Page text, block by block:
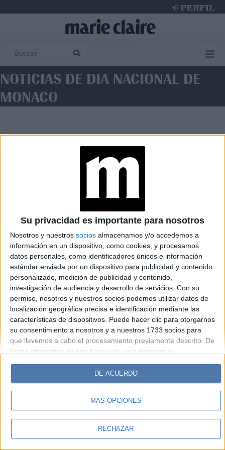
Su privacidad es importante para nosotros
Nosotros y nuestros socios almacenamos y/o accedemos a
información en un dispositivo, como cookies, y procesamos
datos personales, como identificadores únicos e información
estándar enviada por un dispositivo para publicidad y contenido
personalizado, medición de publicidad y contenido,
investigación de audiencia y desarrollo de servicios. Con su
permiso, nosotros y nuestros socios podemos utilizar datos de
localización geográfica precisa e identificación mediante las
características de dispositivos. Puede hacer clic para otorgarnos
su consentimiento a nosotros y a nuestros 1733 socios para
que llevemos a cabo el procesamiento previamente descrito. De
forma alternativa, puede hacer clic para denegar su
cambiar sus preferencias antes de otorgar su consentimiento.
Tenga en cuenta que algún procesamiento de sus datos
personales puede no requerir de su consentimiento, pero usted
tiene el derecho de rechazar tal procesamiento. Sus
sus preferencias o retirar su consentimiento en cualquier
MÁS OPCIONES
RECHAZAR
DE ACUERDO
NOTICIAS DE DIA NACIONAL DE
MONACO
Caras Noticias
Hombre
Parabrisas
Look
Luz Mía Lunateen Break BATimes
© Perfil.com 2006-2019 - Todos los derechos reservados
Registro de Propiedad Intelectual: Nro. 5346433